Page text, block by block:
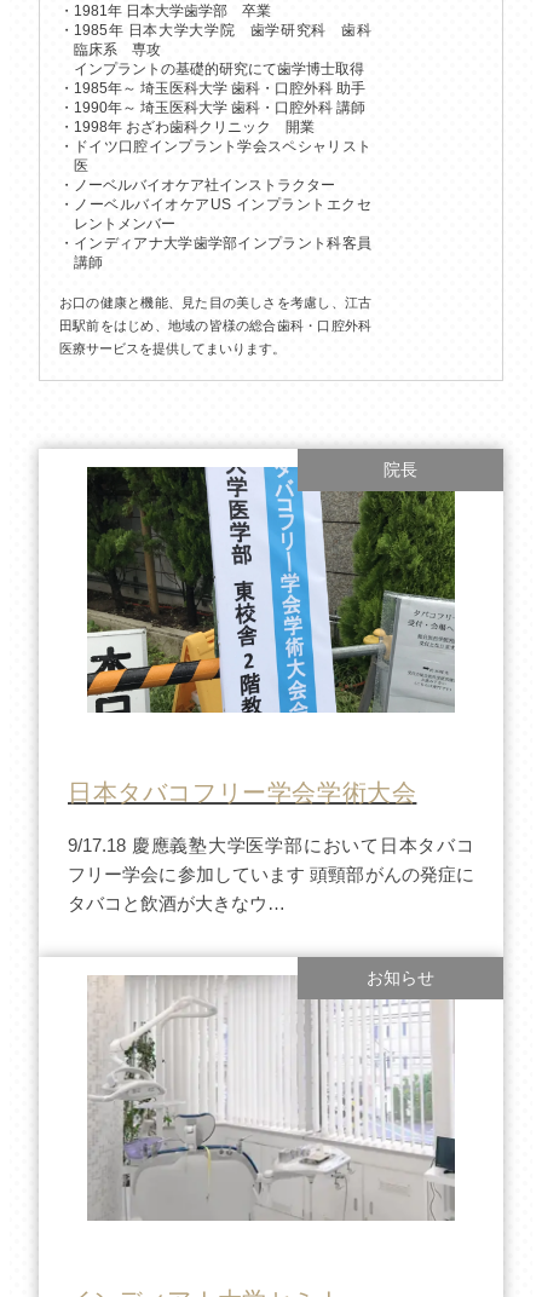
1981年 日本大学歯学部 卒業
1985年 日本大学大学院 歯学研究科 歯科
臨床系 専攻
インプラントの基礎的研究にて歯学博士取得
1985年～ 埼玉医科大学 歯科・口腔外科 助手
1990年～ 埼玉医科大学 歯科・口腔外科 講師
1998年 おざわ歯科クリニック 開業
ドイツ口腔インプラント学会スペシャリスト
医
ノーベルバイオケア社インストラクター
ノーベルバイオケアUS インプラントエクセ
レントメンバー
インディアナ大学歯学部インプラント科客員
講師
お口の健康と機能、見た目の美しさを考慮し、江古
田駅前をはじめ、地域の皆様の総合歯科・口腔外科
医療サービスを提供してまいります。
院長
日本タバコフリー学会学術大会
9/17.18 慶應義塾大学医学部において日本タバコ
フリー学会に参加しています 頭頸部がんの発症に
タバコと飲酒が大きなウ…
お知らせ